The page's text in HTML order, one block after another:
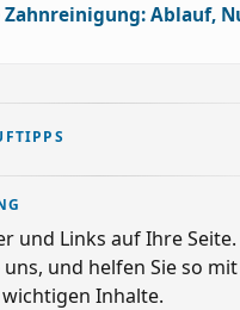
Ablauf,
und Links auf Ihre Seite.
und helfen Sie so
Inhalte.